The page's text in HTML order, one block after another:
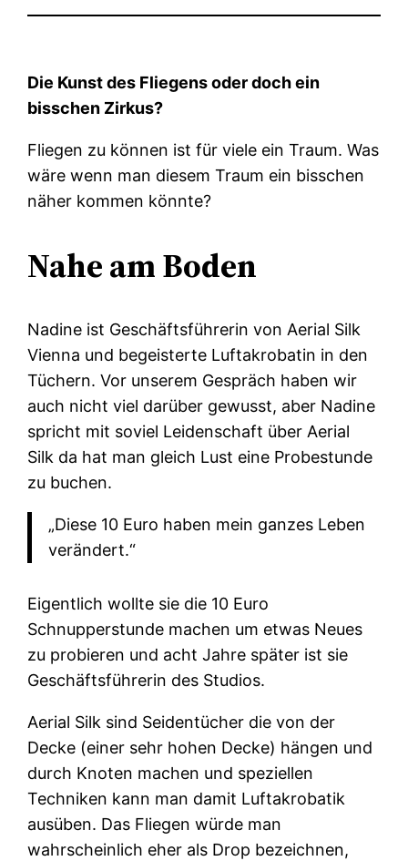
Die Kunst des Fliegens oder doch ein
bisschen Zirkus?
Fliegen zu können ist für viele ein Traum. Was
wäre wenn man diesem Traum ein bisschen
näher kommen könnte?
Nahe am Boden
Nadine ist Geschäftsführerin von Aerial Silk
Vienna und begeisterte Luftakrobatin in den
Tüchern. Vor unserem Gespräch haben wir
auch nicht viel darüber gewusst, aber Nadine
spricht mit soviel Leidenschaft über Aerial
Silk da hat man gleich Lust eine Probestunde
zu buchen.
„Diese 10 Euro haben mein ganzes Leben
verändert.“
Eigentlich wollte sie die 10 Euro
Schnupperstunde machen um etwas Neues
zu probieren und acht Jahre später ist sie
Geschäftsführerin des Studios.
Aerial Silk sind Seidentücher die von der
Decke (einer sehr hohen Decke) hängen und
durch Knoten machen und speziellen
Techniken kann man damit Luftakrobatik
ausüben. Das Fliegen würde man
wahrscheinlich eher als Drop bezeichnen,